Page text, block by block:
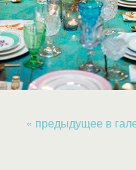
« предыдущее в